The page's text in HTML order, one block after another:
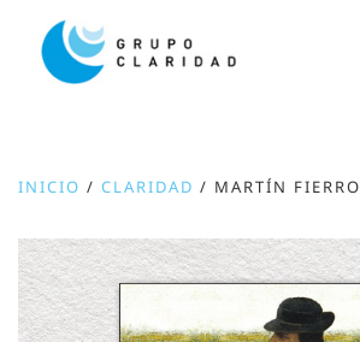
INICIO / CLARIDAD / MARTÍN FIERRO